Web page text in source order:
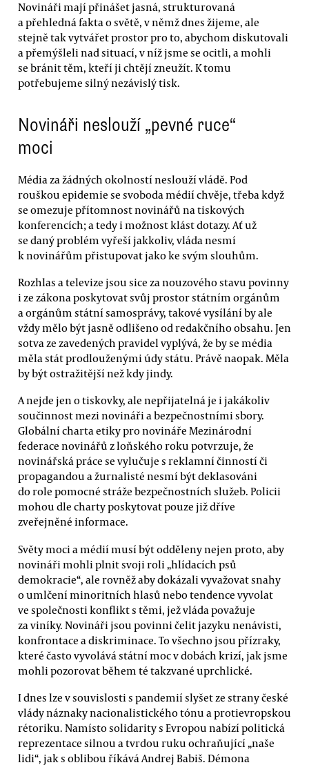
Novináři mají přinášet jasná, strukturovaná
a přehledná fakta o světě, v němž dnes žijeme, ale
stejně tak vytvářet prostor pro to, abychom diskutovali
a přemýšleli nad situací, v níž jsme se ocitli, a mohli
se bránit těm, kteří ji chtějí zneužít. K tomu
potřebujeme silný nezávislý tisk.
Novináři neslouží „pevné ruce“
moci
Média za žádných okolností neslouží vládě. Pod
rouškou epidemie se svoboda médií chvěje, třeba když
se omezuje přítomnost novinářů na tiskových
konferencích; a tedy i možnost klást dotazy. Ať už
se daný problém vyřeší jakkoliv, vláda nesmí
k novinářům přistupovat jako ke svým slouhům.
Rozhlas a televize jsou sice za nouzového stavu povinny
i ze zákona poskytovat svůj prostor státním orgánům
a orgánům státní samosprávy, takové vysílání by ale
vždy mělo být jasně odlišeno od redakčního obsahu. Jen
sotva ze zavedených pravidel vyplývá, že by se média
měla stát prodlouženými údy státu. Právě naopak. Měla
by být ostražitější než kdy jindy.
A nejde jen o tiskovky, ale nepřijatelná je i jakákoliv
součinnost mezi novináři a bezpečnostními sbory.
Globální charta etiky pro novináře Mezinárodní
federace novinářů z loňského roku potvrzuje, že
novinářská práce se vylučuje s reklamní činností či
propagandou a žurnalisté nesmí být deklasováni
do role pomocné stráže bezpečnostních služeb. Policii
mohou dle charty poskytovat pouze již dříve
zveřejněné informace.
Světy moci a médií musí být odděleny nejen proto, aby
novináři mohli plnit svoji roli „hlídacích psů
demokracie“, ale rovněž aby dokázali vyvažovat snahy
o umlčení minoritních hlasů nebo tendence vyvolat
ve společnosti konflikt s těmi, jež vláda považuje
za viníky. Novináři jsou povinni čelit jazyku nenávisti,
konfrontace a diskriminace. To všechno jsou přízraky,
které často vyvolává státní moc v dobách krizí, jak jsme
mohli pozorovat během té takzvané uprchlické.
I dnes lze v souvislosti s pandemií slyšet ze strany české
vlády náznaky nacionalistického tónu a protievropskou
rétoriku. Namísto solidarity s Evropou nabízí politická
reprezentace silnou a tvrdou ruku ochraňující „naše
lidi“, jak s oblibou říkává Andrej Babiš. Démona